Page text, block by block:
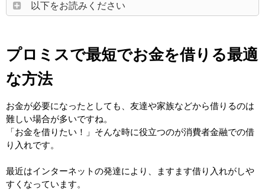
以下をお読みください
プロミスで最短でお金を借りる最適
な方法
お金が必要になったとしても、友達や家族などから借りるのは
難しい場合が多いですね。
「お金を借りたい！」そんな時に役立つのが消費者金融での借
り入れです。
最近はインターネットの発達により、ますます借り入れがしや
すくなっています。